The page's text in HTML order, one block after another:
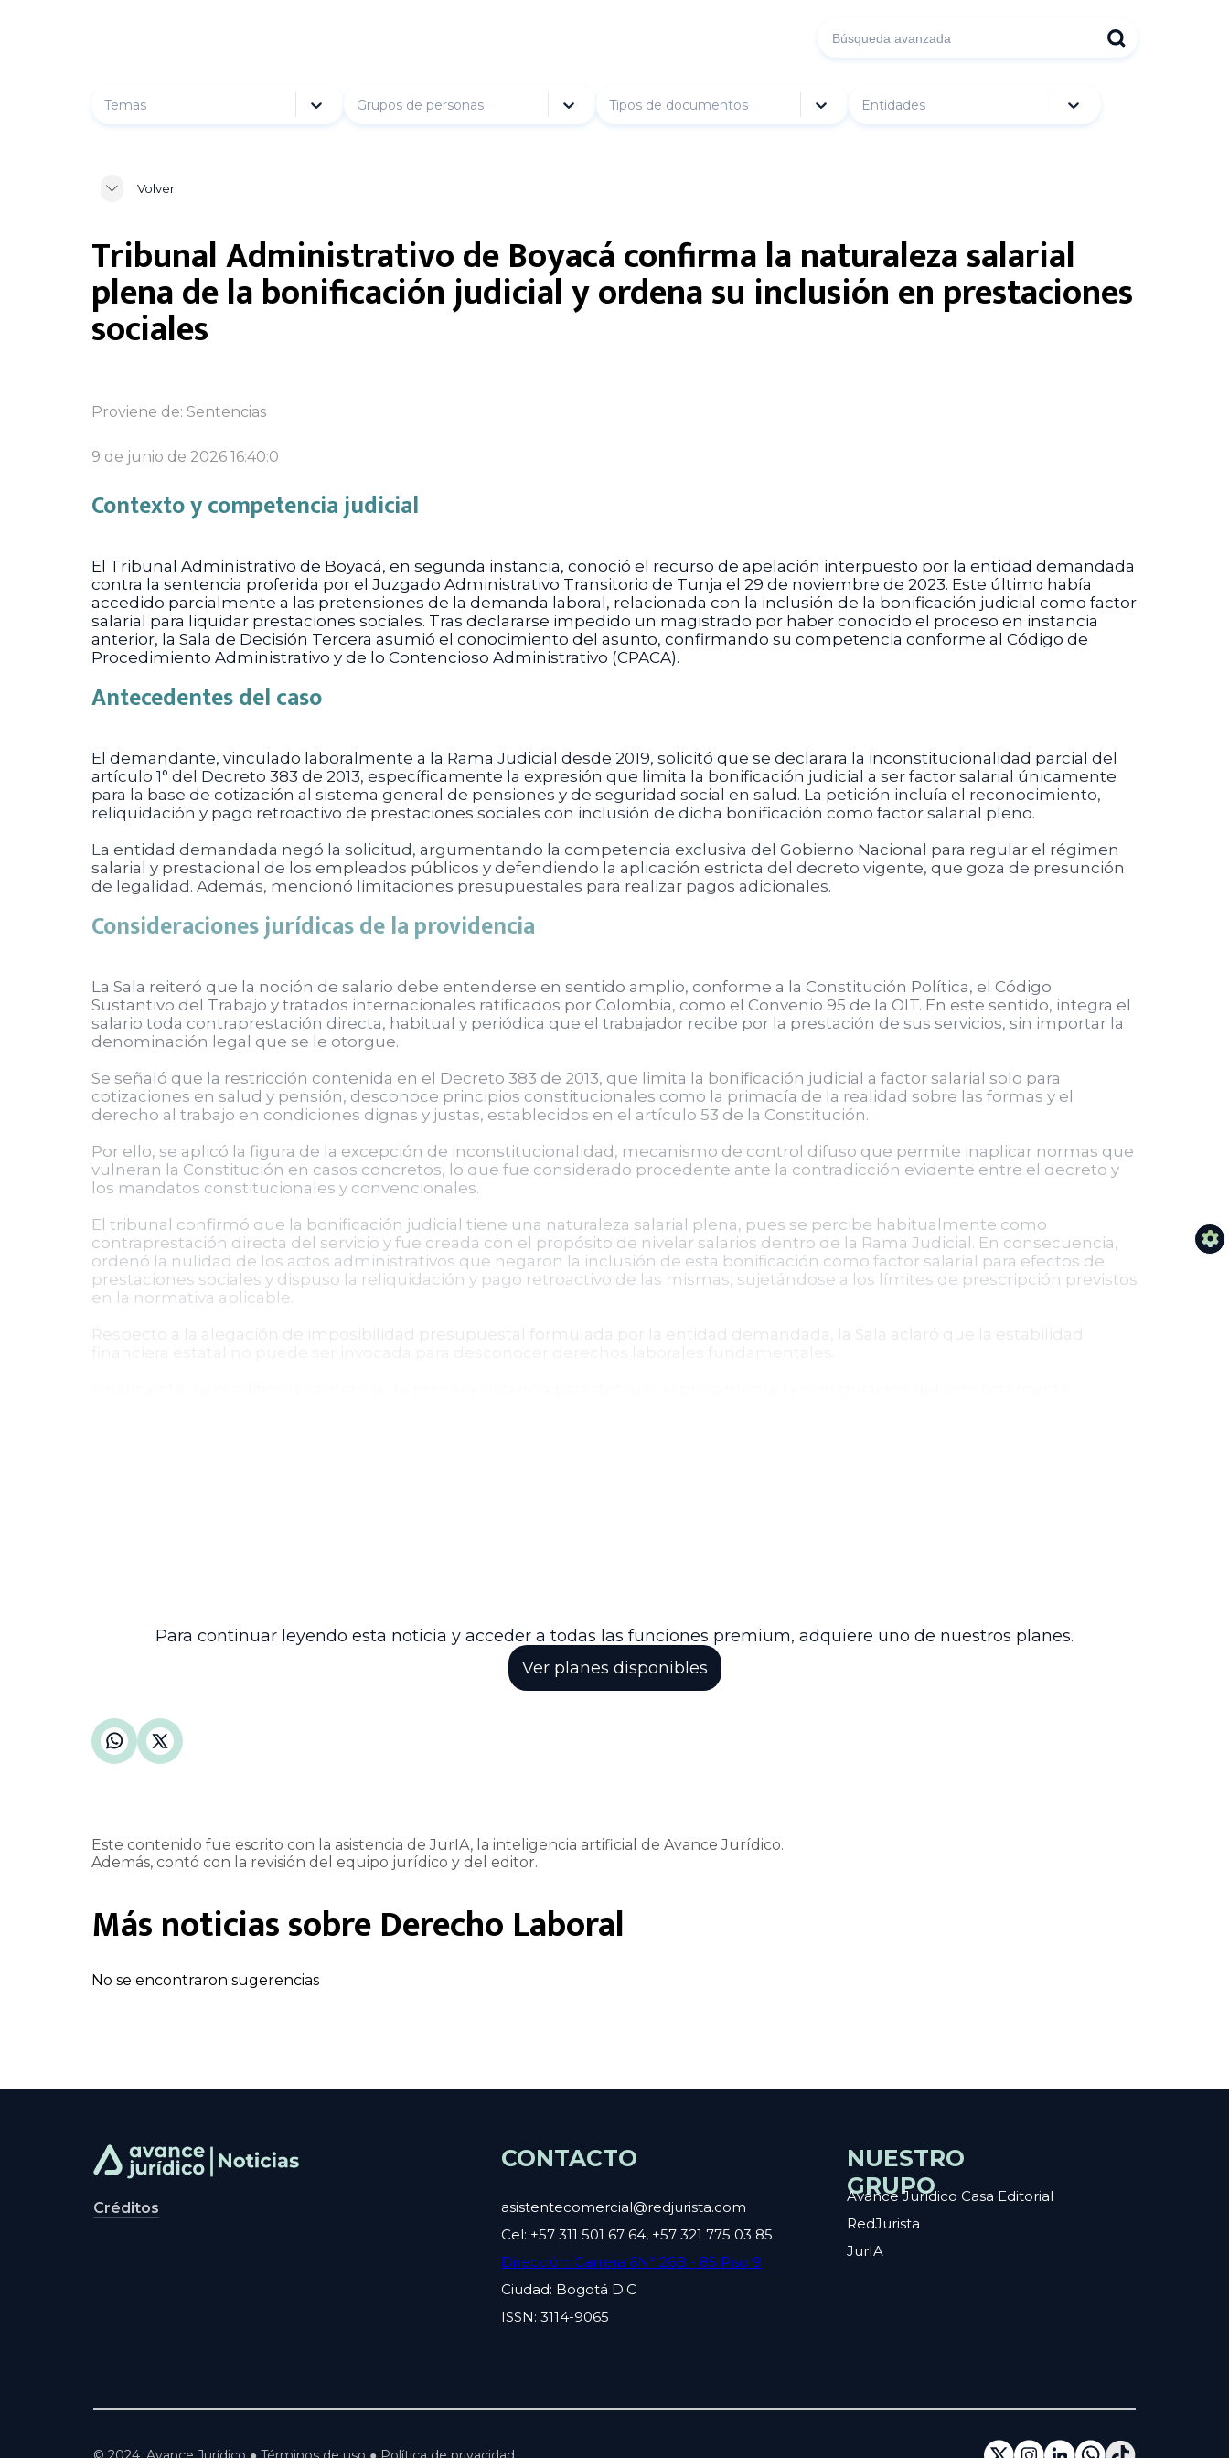
Temas Grupos de personas Tipos de documentos Entidades
Volver
Tribunal Administrativo de Boyacá confirma la naturaleza salarial
plena de la bonificación judicial y ordena su inclusión en prestaciones
sociales
Proviene de: Sentencias
9 de junio de 2026 16:40:0
Contexto y competencia judicial
El Tribunal Administrativo de Boyacá, en segunda instancia, conoció el recurso de apelación interpuesto por la entidad demandada
contra la sentencia proferida por el Juzgado Administrativo Transitorio de Tunja el 29 de noviembre de 2023. Este último había
accedido parcialmente a las pretensiones de la demanda laboral, relacionada con la inclusión de la bonificación judicial como factor
salarial para liquidar prestaciones sociales. Tras declararse impedido un magistrado por haber conocido el proceso en instancia
anterior, la Sala de Decisión Tercera asumió el conocimiento del asunto, confirmando su competencia conforme al Código de
Procedimiento Administrativo y de lo Contencioso Administrativo (CPACA).
Antecedentes del caso
El demandante, vinculado laboralmente a la Rama Judicial desde 2019, solicitó que se declarara la inconstitucionalidad parcial del
artículo 1° del Decreto 383 de 2013, específicamente la expresión que limita la bonificación judicial a ser factor salarial únicamente
para la base de cotización al sistema general de pensiones y de seguridad social en salud. La petición incluía el reconocimiento,
reliquidación y pago retroactivo de prestaciones sociales con inclusión de dicha bonificación como factor salarial pleno.
La entidad demandada negó la solicitud, argumentando la competencia exclusiva del Gobierno Nacional para regular el régimen
salarial y prestacional de los empleados públicos y defendiendo la aplicación estricta del decreto vigente, que goza de presunción
de legalidad. Además, mencionó limitaciones presupuestales para realizar pagos adicionales.
Consideraciones jurídicas de la providencia
La Sala reiteró que la noción de salario debe entenderse en sentido amplio, conforme a la Constitución Política, el Código
Sustantivo del Trabajo y tratados internacionales ratificados por Colombia, como el Convenio 95 de la OIT. En este sentido, integra el
salario toda contraprestación directa, habitual y periódica que el trabajador recibe por la prestación de sus servicios, sin importar la
denominación legal que se le otorgue.
Se señaló que la restricción contenida en el Decreto 383 de 2013, que limita la bonificación judicial a factor salarial solo para
cotizaciones en salud y pensión, desconoce principios constitucionales como la primacía de la realidad sobre las formas y el
derecho al trabajo en condiciones dignas y justas, establecidos en el artículo 53 de la Constitución.
Por ello, se aplicó la figura de la excepción de inconstitucionalidad, mecanismo de control difuso que permite inaplicar normas que
vulneran la Constitución en casos concretos, lo que fue considerado procedente ante la contradicción evidente entre el decreto y
los mandatos constitucionales y convencionales.
El tribunal confirmó que la bonificación judicial tiene una naturaleza salarial plena, pues se percibe habitualmente como
contraprestación directa del servicio y fue creada con el propósito de nivelar salarios dentro de la Rama Judicial. En consecuencia,
ordenó la nulidad de los actos administrativos que negaron la inclusión de esta bonificación como factor salarial para efectos de
prestaciones sociales y dispuso la reliquidación y pago retroactivo de las mismas, sujetándose a los límites de prescripción previstos
en la normativa aplicable.
Respecto a la alegación de imposibilidad presupuestal formulada por la entidad demandada, la Sala aclaró que la estabilidad
Para continuar leyendo esta noticia y acceder a todas las funciones premium, adquiere uno de nuestros planes.
Ver planes disponibles
Este contenido fue escrito con la asistencia de JurIA, la inteligencia artificial de Avance Jurídico.
Además, contó con la revisión del equipo jurídico y del editor.
Más noticias sobreDerecho Laboral
No se encontraron sugerencias
Créditos
CONTACTO
asistentecomercial@redjurista.com
Cel: +57 311 501 67 64, +57 321 775 03 85
Dirección: Carrera 6N° 26B - 85 Piso 9
Ciudad: Bogotá D.C
ISSN: 3114-9065
NUESTRO
GRUPO
Avance Jurídico Casa Editorial
RedJurista
JurIA